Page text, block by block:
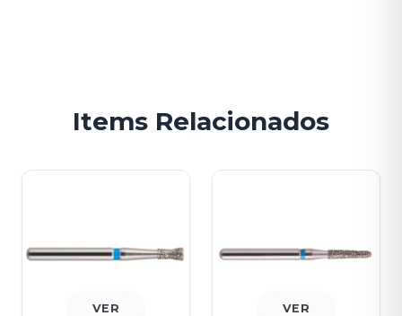
Items Relacionados
VER VER